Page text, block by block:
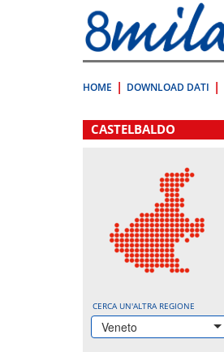
direttamente
a:
Contenuto
HOME DOWNLOAD DATI
.
CASTELBALDO
CERCA UN'ALTRA REGIONE
Veneto